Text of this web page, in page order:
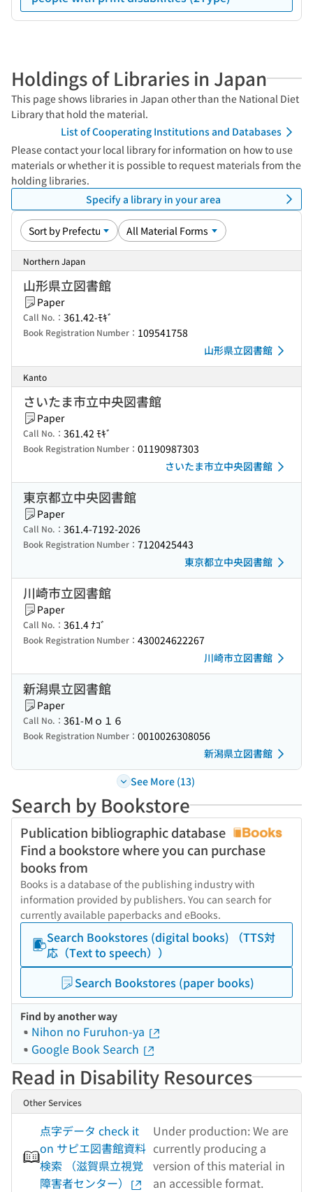
Holdings of Libraries in Japan
This page shows libraries in Japan other than the National Diet
Library that hold the material.
List of Cooperating Institutions and Databases
Please contact your local library for information on how to use
materials or whether it is possible to request materials from the
holding libraries.
Specify a library in your area
Northern Japan
山形県立図書館
Paper
Call No.： 361.42-ﾓｷﾞ
Book Registration Number： 109541758
山形県立図書館
Kanto
さいたま市立中央図書館
Paper
Call No.： 361.42 ﾓｷﾞ
Book Registration Number： 01190987303
さいたま市立中央図書館
東京都立中央図書館
Paper
Call No.： 361.4-7192-2026
Book Registration Number： 7120425443
東京都立中央図書館
川崎市立図書館
Paper
Call No.： 361.4 ﾅｺﾞ
Book Registration Number： 430024622267
川崎市立図書館
新潟県立図書館
Paper
Call No.： 361-Ｍｏ１６
Book Registration Number： 0010026308056
新潟県立図書館
See More (13)
Search by Bookstore
Publication bibliographic database
Find a bookstore where you can purchase
books from
Books is a database of the publishing industry with
information provided by publishers. You can search for
currently available paperbacks and eBooks.
Search Bookstores (digital books) （TTS対
応（Text to speech））
Search Bookstores (paper books)
Find by another way
Nihon no Furuhon-ya
Google Book Search
Read in Disability Resources
Other Services
点字データ check it
on サピエ図書館資料
検索 （滋賀県立視覚
障害者センター）
Under production: We are
currently producing a
version of this material in
an accessible format.